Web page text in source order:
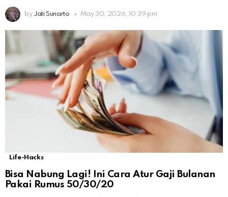
by Jati Sunarto May 30, 2026, 10:39 pm
Life-Hacks
Bisa Nabung Lagi! Ini Cara Atur Gaji Bulanan
Pakai Rumus 50/30/20